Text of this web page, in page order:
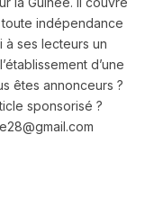
toute indépendance
à ses lecteurs un
d’une
êtes annonceurs ?
sponsorisé ?